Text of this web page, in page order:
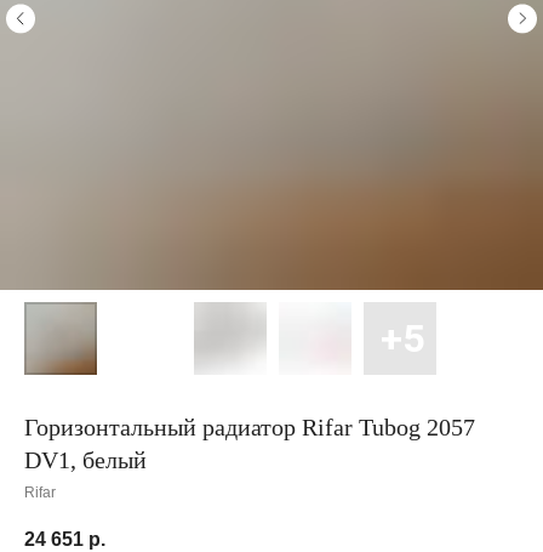
Горизонтальный радиатор Rifar Tubog 2057
DV1, белый
Rifar
24 651 р.